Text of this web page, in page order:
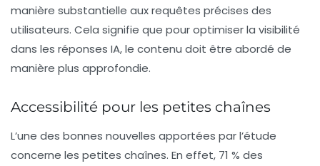
manière substantielle aux requêtes précises des
utilisateurs. Cela signifie que pour optimiser la visibilité
dans les réponses IA, le contenu doit être abordé de
manière plus approfondie.
Accessibilité pour les petites chaînes
L’une des bonnes nouvelles apportées par l’étude
concerne les petites chaînes. En effet, 71 % des